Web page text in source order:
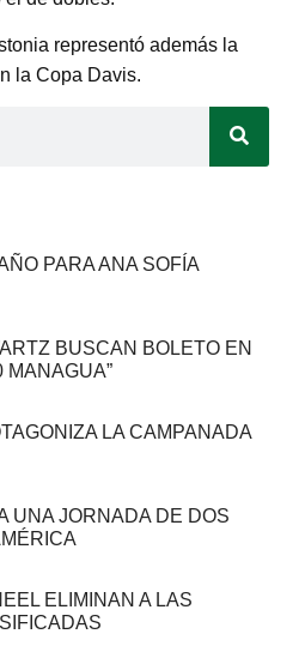
representó además la
la Copa Davis.
PARA ANA SOFÍA
BUSCAN BOLETO EN
MANAGUA”
LA CAMPANADA
UNA JORNADA DE DOS
ELIMINAN A LAS